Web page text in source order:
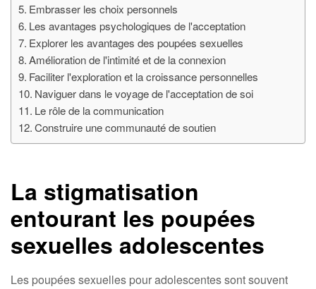
Embrasser les choix personnels
Les avantages psychologiques de l'acceptation
Explorer les avantages des poupées sexuelles
Amélioration de l'intimité et de la connexion
Faciliter l'exploration et la croissance personnelles
Naviguer dans le voyage de l'acceptation de soi
Le rôle de la communication
Construire une communauté de soutien
La stigmatisation
entourant les poupées
sexuelles adolescentes
Les poupées sexuelles pour adolescentes sont souvent